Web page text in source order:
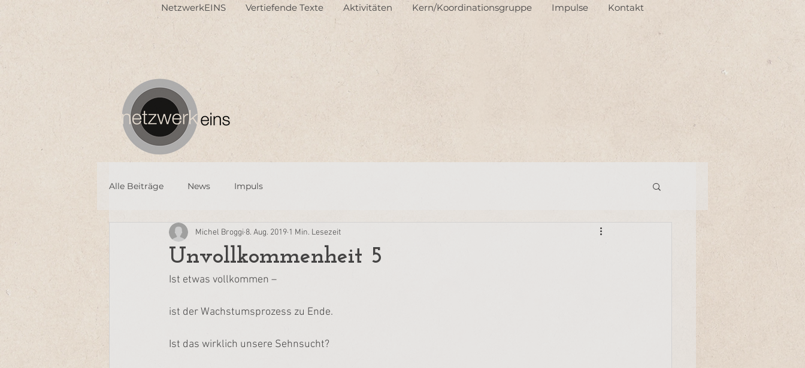
NetzwerkEINS Vertiefende Texte Aktivitäten Kern/Koordinationsgruppe Impulse Kontakt
Alle Beiträge News Impuls
Unvollkommenheit 5
Michel Broggi 8. Aug. 2019 1 Min. Lesezeit
Ist etwas vollkommen –
ist der Wachstumsprozess zu Ende.
Ist das wirklich unsere Sehnsucht?